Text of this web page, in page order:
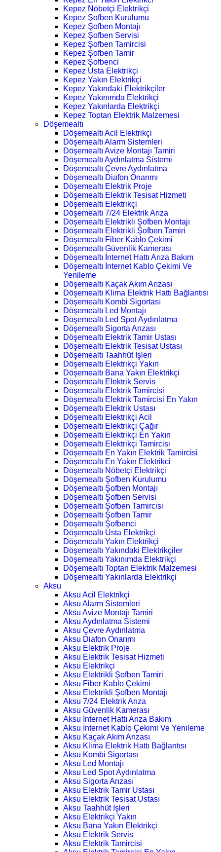
Kepez Nöbetçi Elektrikçi
Kepez Şofben Kurulumu
Kepez Şofben Montajı
Kepez Şofben Servisi
Kepez Şofben Tamircisi
Kepez Şofben Tamir
Kepez Şofbenci
Kepez Usta Elektrikçi
Kepez Yakın Elektrikçi
Kepez Yakındaki Elektrikçiler
Kepez Yakınımda Elektrikçi
Kepez Yakınlarda Elektrikçi
Kepez Toptan Elektrik Malzemesi
Döşemealtı
Döşemealtı Acil Elektrikçi
Döşemealtı Alarm Sistemleri
Döşemealtı Avize Montajı Tamiri
Döşemealtı Aydınlatma Sistemi
Döşemealtı Çevre Aydınlatma
Döşemealtı Diafon Onarımı
Döşemealtı Elektrik Proje
Döşemealtı Elektrik Tesisat Hizmeti
Döşemealtı Elektrikçi
Döşemealtı 7/24 Elektrik Arıza
Döşemealtı Elektrikli Şofben Montajı
Döşemealtı Elektrikli Şofben Tamiri
Döşemealtı Fiber Kablo Çekimi
Döşemealtı Güvenlik Kamerası
Döşemealtı İnternet Hattı Arıza Bakım
Döşemealtı İnternet Kablo Çekimi Ve
Yenileme
Döşemealtı Kaçak Akım Arızası
Döşemealtı Klima Elektrik Hattı Bağlantısı
Döşemealtı Kombi Sigortası
Döşemealtı Led Montajı
Döşemealtı Led Spot Aydınlatma
Döşemealtı Sigorta Arızası
Döşemealtı Elektrik Tamir Ustası
Döşemealtı Elektrik Tesisat Ustası
Döşemealtı Taahhüt İşleri
Döşemealtı Elektrikçi Yakın
Döşemealtı Bana Yakın Elektrikçi
Döşemealtı Elektrik Servis
Döşemealtı Elektrik Tamircisi
Döşemealtı Elektrik Tamircisi En Yakın
Döşemealtı Elektrik Ustası
Döşemealtı Elektrikçi Acil
Döşemealtı Elektrikçi Çağır
Döşemealtı Elektrikçi En Yakın
Döşemealtı Elektrikçi Tamircisi
Döşemealtı En Yakın Elektrik Tamircisi
Döşemealtı En Yakın Elektrikci
Döşemealtı Nöbetçi Elektrikçi
Döşemealtı Şofben Kurulumu
Döşemealtı Şofben Montajı
Döşemealtı Şofben Servisi
Döşemealtı Şofben Tamircisi
Döşemealtı Şofben Tamir
Döşemealtı Şofbenci
Döşemealtı Usta Elektrikçi
Döşemealtı Yakın Elektrikçi
Döşemealtı Yakındaki Elektrikçiler
Döşemealtı Yakınımda Elektrikçi
Döşemealtı Toptan Elektrik Malzemesi
Döşemealtı Yakınlarda Elektrikçi
Aksu
Aksu Acil Elektrikçi
Aksu Alarm Sistemleri
Aksu Avize Montajı Tamiri
Aksu Aydınlatma Sistemi
Aksu Çevre Aydınlatma
Aksu Diafon Onarımı
Aksu Elektrik Proje
Aksu Elektrik Tesisat Hizmeti
Aksu Elektrikçi
Aksu Elektrikli Şofben Tamiri
Aksu Fiber Kablo Çekimi
Aksu Elektrikli Şofben Montajı
Aksu 7/24 Elektrik Arıza
Aksu Güvenlik Kamerası
Aksu İnternet Hattı Arıza Bakım
Aksu İnternet Kablo Çekimi Ve Yenileme
Aksu Kaçak Akım Arızası
Aksu Klima Elektrik Hattı Bağlantısı
Aksu Kombi Sigortası
Aksu Led Montajı
Aksu Led Spot Aydınlatma
Aksu Sigorta Arızası
Aksu Elektrik Tamir Ustası
Aksu Elektrik Tesisat Ustası
Aksu Taahhüt İşleri
Aksu Elektrikçi Yakın
Aksu Bana Yakın Elektrikçi
Aksu Elektrik Servis
Aksu Elektrik Tamircisi